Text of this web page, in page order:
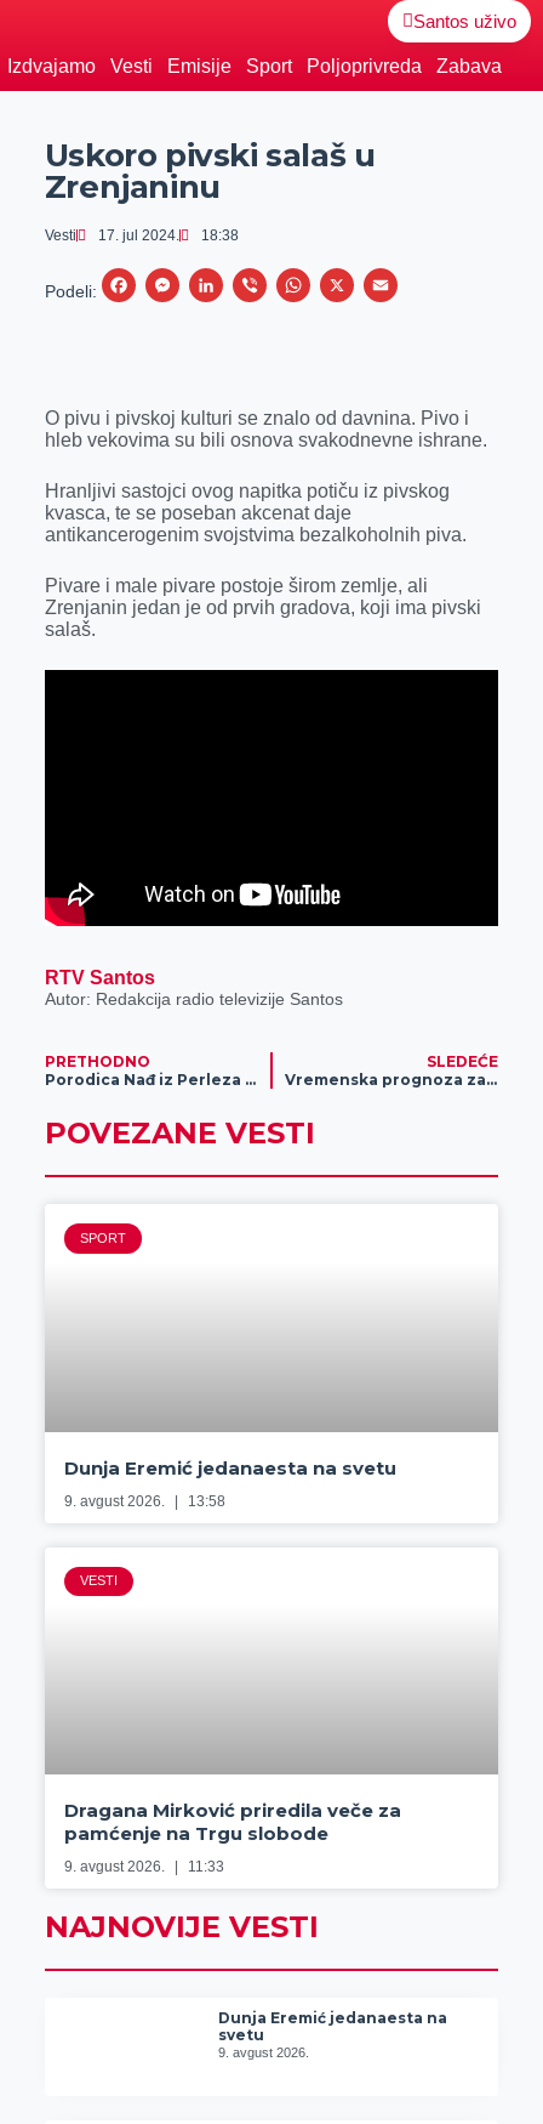
Santos uživo
Izdvajamo Vesti Emisije Sport Poljoprivreda Zabava
Uskoro pivski salaš u
Zrenjaninu
Vesti 17. jul 2024. 18:38
Podeli:
F
b
o
k
M
e
g
e
L
e
I
n
V
r
W
s
p
p
X
E
l
O pivu i pivskoj kulturi se znalo od davnina. Pivo i
hleb vekovima su bili osnova svakodnevne ishrane.
Hranljivi sastojci ovog napitka potiču iz pivskog
kvasca, te se poseban akcenat daje
antikancerogenim svojstvima bezalkoholnih piva.
Pivare i male pivare postoje širom zemlje, ali
Zrenjanin jedan je od prvih gradova, koji ima pivski
salaš.
RTV Santos
Autor: Redakcija radio televizije Santos
PRETHODNO
Porodica Nađ iz Perleza uspela da spoji pčelarstvo, proizvodnju prirodne kozmetike i api terapiju
SLEDEĆE
Vremenska prognoza za 18. jul
POVEZANE VESTI
SPORT
Dunja Eremić jedanaesta na svetu
9. avgust 2026. 13:58
VESTI
Dragana Mirković priredila veče za
pamćenje na Trgu slobode
9. avgust 2026. 11:33
NAJNOVIJE VESTI
Dunja Eremić jedanaesta na
svetu
9. avgust 2026.